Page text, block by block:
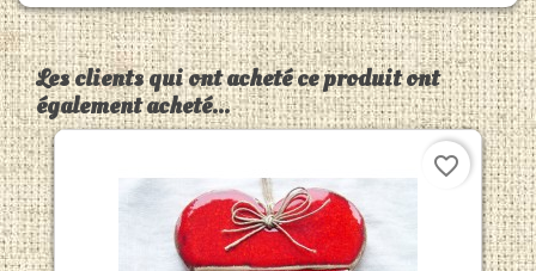
Les clients qui ont acheté ce produit ont
également acheté...
favorite_border